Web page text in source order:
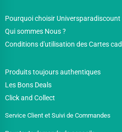
Pourquoi choisir Universparadiscount
Qui sommes Nous ?
Conditions d'utilisation des Cartes
Produits toujours authentiques
Les Bons Deals
Click and Collect
Service Client et Suivi de Commandes